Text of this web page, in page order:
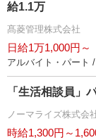
給1.1万
髙菱管理株式会社
日給1万1,000円～
アルバイト・パート
「生活相談員」
ノーマライズ株式会
時給1,300円～